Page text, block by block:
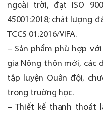
ngoài trời, đạt ISO
45001:2018; chất lượng
TCCS 01:2016/VIFA.
– Sản phẩm phù hợp
gia Nông thôn mới, các
tập luyện Quân đội,
trong trường học.
– Thiết kế thanh thoát